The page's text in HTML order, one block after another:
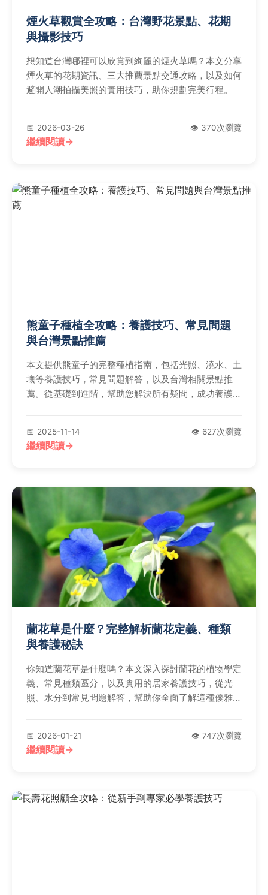
煙火草觀賞全攻略：台灣野花景點、花期
與攝影技巧
想知道台灣哪裡可以欣賞到絢麗的煙火草嗎？本文分享
煙火草的花期資訊、三大推薦景點交通攻略，以及如何
避開人潮拍攝美照的實用技巧，助你規劃完美行程。
📅 2026-03-26 👁️ 370次瀏覽
繼續閱讀
熊童子種植全攻略：養護技巧、常見問題
與台灣景點推薦
本文提供熊童子的完整種植指南，包括光照、澆水、土
壤等養護技巧，常見問題解答，以及台灣相關景點推
薦。從基礎到進階，幫助您解決所有疑問，成功養護可
📅 2025-11-14 👁️ 627次瀏覽
繼續閱讀
蘭花草是什麼？完整解析蘭花定義、種類
與養護秘訣
你知道蘭花草是什麼嗎？本文深入探討蘭花的植物學定
義、常見種類區分，以及實用的居家養護技巧，從光
照、水分到常見問題解答，幫助你全面了解這種優雅花
📅 2026-01-21 👁️ 747次瀏覽
繼續閱讀